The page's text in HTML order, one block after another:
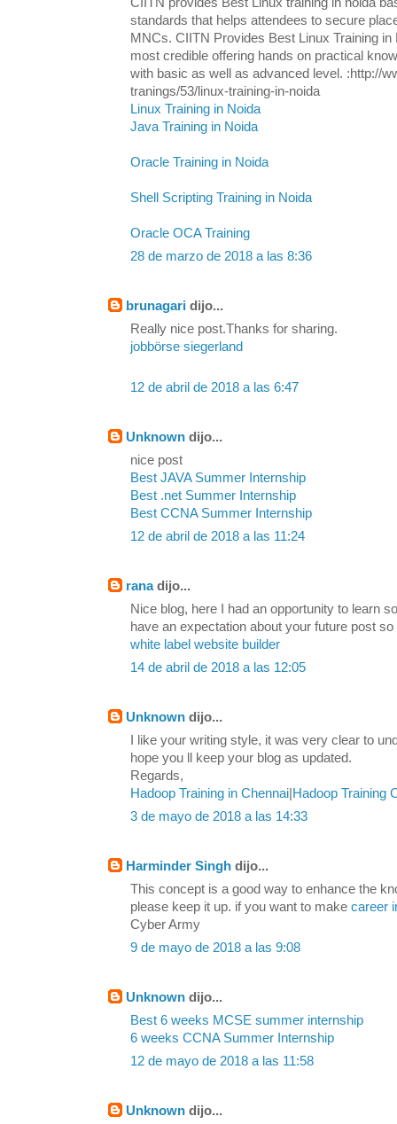
standards that helps attendees to secure
MNCs. CIITN Provides Best Linux Training
most credible offering hands on practical
with basic as well as advanced level. :http://
tranings/53/linux-training-in-noida
Linux Training in Noida
Java Training in Noida
Oracle Training in Noida
Shell Scripting Training in Noida
Oracle OCA Training
28 de marzo de 2018 a las 8:36
brunagari dijo...
Really nice post.Thanks for sharing.
jobbörse siegerland
12 de abril de 2018 a las 6:47
Unknown dijo...
nice post
Best JAVA Summer Internship
Best .net Summer Internship
Best CCNA Summer Internship
12 de abril de 2018 a las 11:24
ranadijo...
Nice blog, here I had an opportunity to learn
have an expectation about your future post
white label website builder
14 de abril de 2018 a las 12:05
Unknown dijo...
I like your writing style, it was very clear to
hope you ll keep your blog as updated.
Regards,
Hadoop Training in Chennai Hadoop Training
3 de mayo de 2018 a las 14:33
Harminder Singh dijo...
This concept is a good way to enhance the
please keep it up. if you want to make career
Cyber Army
9 de mayo de 2018 a las 9:08
Unknown dijo...
Best 6 weeks MCSE summer internship
6 weeks CCNA Summer Internship
12 de mayo de 2018 a las 11:58
Unknown dijo...